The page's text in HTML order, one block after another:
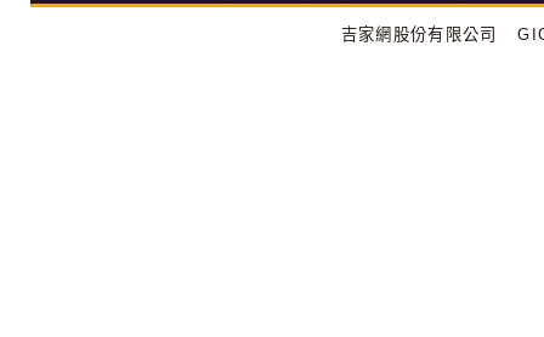
吉家網股份有限公司